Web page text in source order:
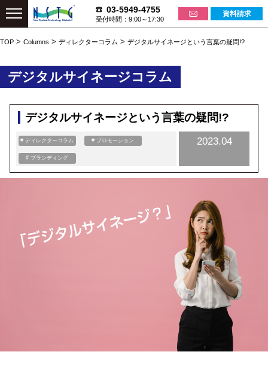
03-5949-4755
受付時間：9:00～17:30
資料請求
TOP > Columns > ディレクターコラム > デジタルサイネージという言葉の疑問!?
デジタルサイネージコラム
デジタルサイネージという言葉の疑問!?
# ディレクターコラム # プロモーション
# ブランディング
2023.04